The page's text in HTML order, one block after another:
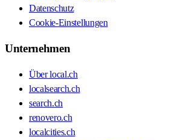
Datenschutz
Cookie-Einstellungen
Unternehmen
Über local.ch
localsearch.ch
search.ch
renovero.ch
localcities.ch